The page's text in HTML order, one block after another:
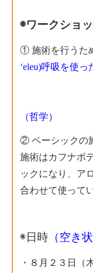
◉ワークショ
① 施術を行うた
ʻeleu)呼吸を使っ
（哲学）
② ベーシックの
施術はカフナボ
ックになり、ア
合わせて使って
◉日時 （空き
・８月２３日（